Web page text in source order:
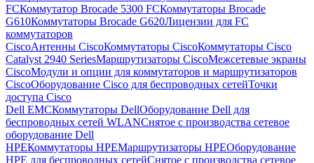
FCКоммутатор Brocade 5300 FCКоммутаторы Brocade
G610Коммутаторы Brocade G620Лицензии для FC
коммутаторов
CiscoАнтенны CiscoКоммутаторы CiscoКоммутаторы Cisco
Catalyst 2940 SeriesМаршрутизаторы CiscoМежсетевые экраны
CiscoМодули и опции для коммутаторов и маршрутизаторов
CiscoОборудование Cisco для беспроводных сетейТочки
доступа Cisco
Dell EMCКоммутаторы DellОборудование Dell для
беспроводных сетей WLANСнятое с производства сетевое
оборудование Dell
HPEКоммутаторы HPEМаршрутизаторы HPEОборудование
HPE для беспроводных сетейСнятое с производства сетевое